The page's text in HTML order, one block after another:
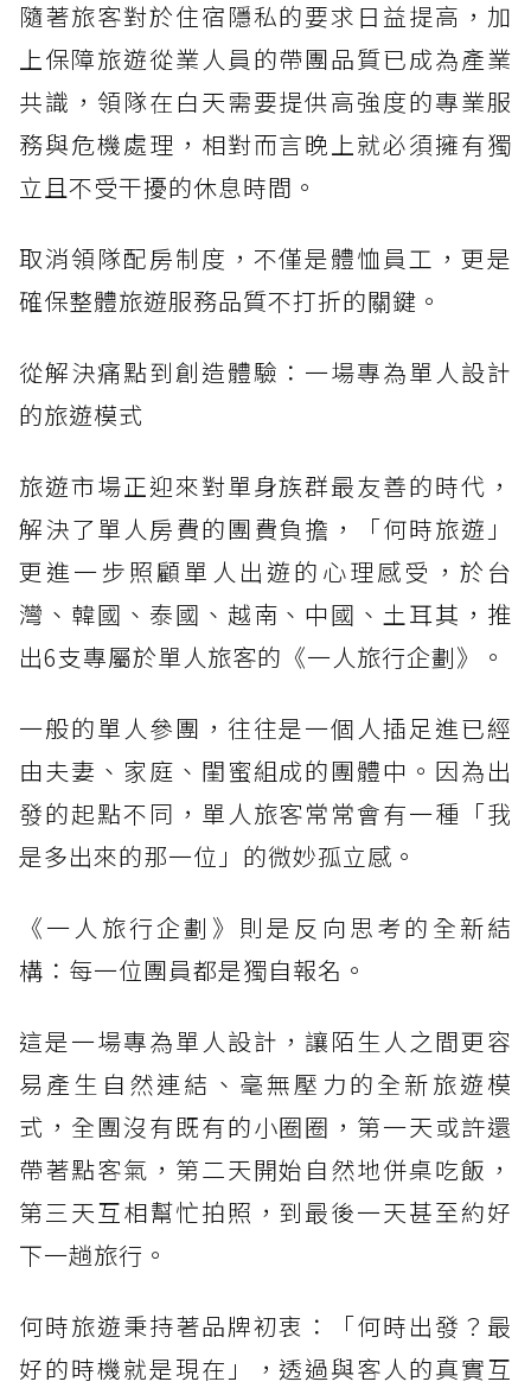
隨著旅客對於住宿隱私的要求日益提高，加
上保障旅遊從業人員的帶團品質已成為產業
共識，領隊在白天需要提供高強度的專業服
務與危機處理，相對而言晚上就必須擁有獨
立且不受干擾的休息時間。
取消領隊配房制度，不僅是體恤員工，更是
確保整體旅遊服務品質不打折的關鍵。
從解決痛點到創造體驗：一場專為單人設計
的旅遊模式
旅遊市場正迎來對單身族群最友善的時代，
解決了單人房費的團費負擔，「何時旅遊」
更進一步照顧單人出遊的心理感受，於台
灣、韓國、泰國、越南、中國、土耳其，推
出6支專屬於單人旅客的《一人旅行企劃》。
一般的單人參團，往往是一個人插足進已經
由夫妻、家庭、閨蜜組成的團體中。因為出
發的起點不同，單人旅客常常會有一種「我
是多出來的那一位」的微妙孤立感。
《一人旅行企劃》則是反向思考的全新結
構：每一位團員都是獨自報名。
這是一場專為單人設計，讓陌生人之間更容
易產生自然連結、毫無壓力的全新旅遊模
式，全團沒有既有的小圈圈，第一天或許還
帶著點客氣，第二天開始自然地併桌吃飯，
第三天互相幫忙拍照，到最後一天甚至約好
下一趟旅行。
何時旅遊秉持著品牌初衷：「何時出發？最
好的時機就是現在」，透過與客人的真實互